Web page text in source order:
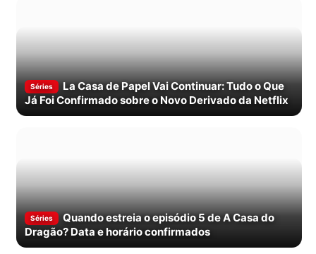
Séries
La Casa de Papel Vai Continuar: Tudo o Que
Já Foi Confirmado sobre o Novo Derivado da Netflix
Séries
Quando estreia o episódio 5 de A Casa do
Dragão? Data e horário confirmados